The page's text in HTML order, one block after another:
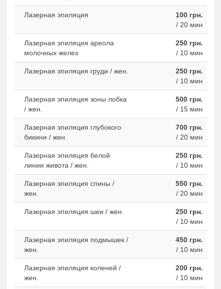
Лазерная эпиляция
100 грн.
/ 20 мин
Лазерная эпиляция ареола
молочных желез
250 грн.
/ 10 мин
Лазерная эпиляция груди / жен.
250 грн.
/ 10 мин
Лазерная эпиляция зоны лобка
/ жен.
500 грн.
/ 15 мин
Лазерная эпиляция глубокого
бикини / жен.
700 грн.
/ 20 мин
Лазерная эпиляция белой
линии живота / жен.
250 грн.
/ 10 мин
Лазерная эпиляция спины /
жен.
550 грн.
/ 20 мин
Лазерная эпиляция шеи / жен.
250 грн.
/ 10 мин
Лазерная эпиляция подмышек /
жен.
450 грн.
/ 10 мин
Лазерная эпиляция коленей /
жен.
200 грн.
/ 10 мин